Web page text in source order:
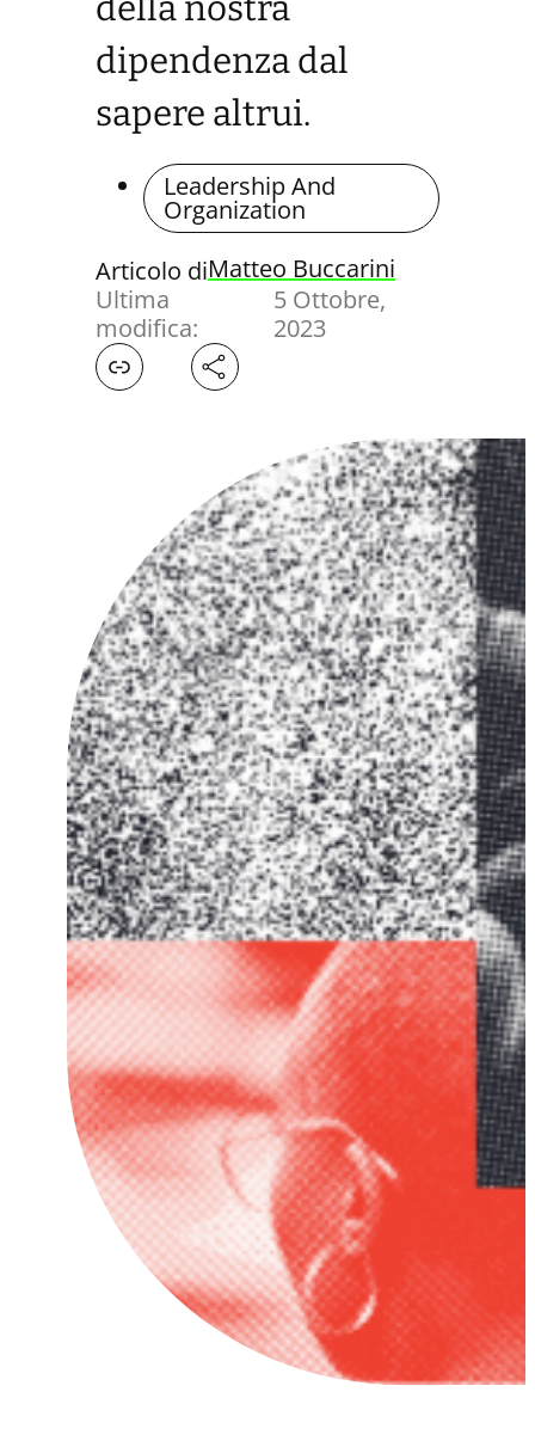
della nostra
dipendenza dal
sapere altrui.
Leadership And
Organization
Articolo diMatteo Buccarini
Ultima
modifica:
5 Ottobre,
2023